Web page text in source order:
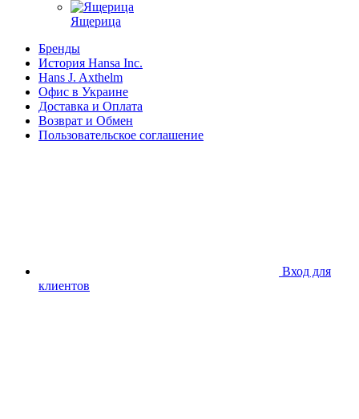
Ящерица
Бренды
История Hansa Inc.
Hans J. Axthelm
Офис в Украине
Доставка и Оплата
Возврат и Обмен
Пользовательское соглашение
Вход для
клиентов